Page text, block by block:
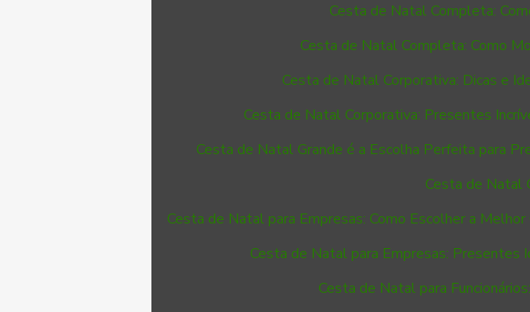
Cesta de Natal Completa:
Cesta de Natal Completa: Como
Cesta de Natal Corporativa: Dicas e
Cesta de Natal Corporativa: Presentes
Cesta de Natal Grande é a Escolha Perfeita para
Cesta de Natal
Cesta de Natal para Empresas: Como Escolher a
Cesta de Natal para Empresas: Presentes
Cesta de Natal para